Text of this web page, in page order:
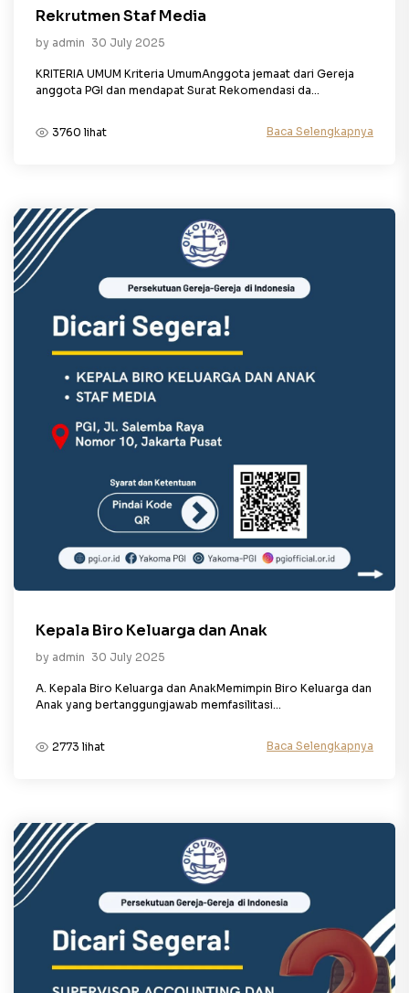
Rekrutmen Staf Media
by admin 30 July 2025
KRITERIA UMUM Kriteria UmumAnggota jemaat dari Gereja
anggota PGI dan mendapat Surat Rekomendasi da...
3760 lihat Baca Selengkapnya
Kepala Biro Keluarga dan Anak
by admin 30 July 2025
A. Kepala Biro Keluarga dan AnakMemimpin Biro Keluarga dan
Anak yang bertanggungjawab memfasilitasi...
2773 lihat Baca Selengkapnya